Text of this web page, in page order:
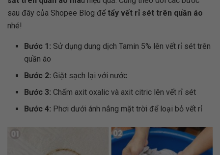
sau đây của Shopee Blog đểtẩy vết rỉ sét trên quần áo
nhé!
Bước 1: Sử dụng dung dịch Tamin 5% lên vết rỉ sét trên
quần áo
Bước 2:Giặt sạch lại với nước
Bước 3: Chấm axit oxalic và axit citric lên vết rỉ sét
Bước 4: Phơi dưới ánh nắng mặt trời để loại bỏ vết rỉ